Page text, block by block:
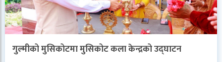
गुल्मीको मुसिकोटमा मुसिकोट कला केन्द्रको उद्घाटन